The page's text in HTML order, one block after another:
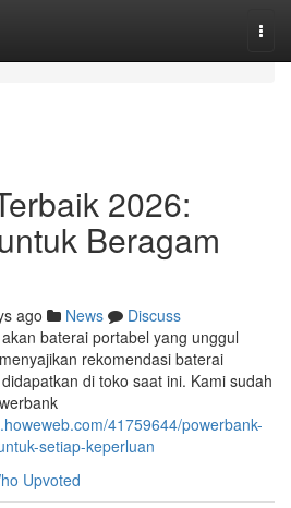
2026:
Beragam
ago News
Discuss
baterai portabel yang unggul
rekomendasi baterai
di toko saat ini. Kami sudah
41759644/powerbank-
setiap-keperluan
Upvoted